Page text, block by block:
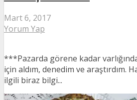
Mart 6, 2017
Yorum Yap
***Pazarda görene kadar
için aldım, denedim ve araştırdım.
ilgili biraz bilgi...